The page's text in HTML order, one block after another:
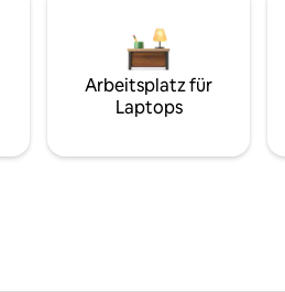
Arbeitsplatz für
Laptops